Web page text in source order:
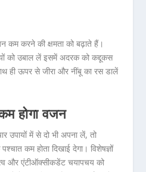
कम करने की क्षमता को बढ़ाते हैं।
को उबाल लें इसमें अदरक को कद्दूकस
ही ऊपर से जीरा और नींबू का रस डालें
होगा वजन
उपायों में से दो भी अपना लें, तो
कम होता दिखाई देगा। विशेषज्ञों
और एंटीऑक्सीकडेंट चयापचय को